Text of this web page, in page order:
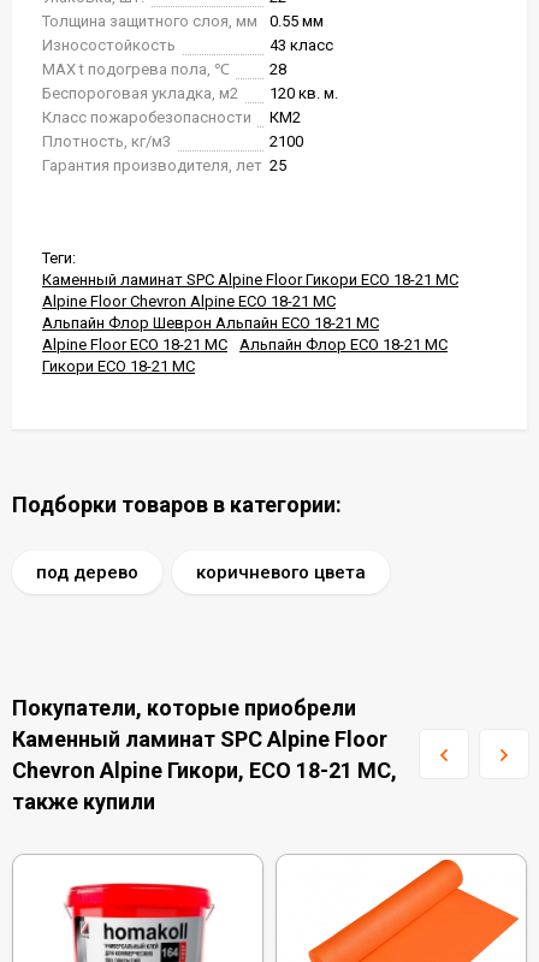
Толщина защитного слоя, мм
0.55 мм
Износостойкость
43 класс
MAX t подогрева пола, ℃
28
Беспороговая укладка, м2
120 кв. м.
Класс пожаробезопасности
КМ2
Плотность, кг/м3
2100
Гарантия производителя, лет 25
Теги:
Каменный ламинат SPC Alpine Floor Гикори ECO 18-21 MC
Alpine Floor Chevron Alpine ECO 18-21 MC
Альпайн Флор Шеврон Альпайн ECO 18-21 MC
Alpine Floor ECO 18-21 MC
Альпайн Флор ECO 18-21 MC
Гикори ECO 18-21 MC
Подборки товаров в категории:
под дерево коричневого цвета
Покупатели, которые приобрели
Каменный ламинат SPC Alpine Floor
Chevron Alpine Гикори, ECO 18-21 MC,
также купили